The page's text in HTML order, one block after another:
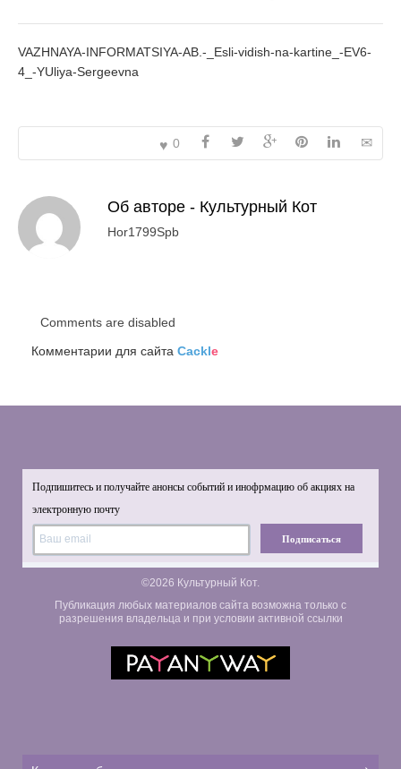
VAZHNAYA-INFORMATSIYA-AB.-_Esli-vidish-na-kartine_-EV6-
4_-YUliya-Sergeevna
0
Об авторе - Культурный Кот
Hor1799Spb
Comments are disabled
Комментарии для сайта Cackle
Подпишитесь и получайте анонсы событий и инофрмацию об акциях на
электронную почту
Подписаться
©2026 Культурный Кот.
Публикация любых материалов сайта возможна только с
разрешения владельца и при условии активной ссылки